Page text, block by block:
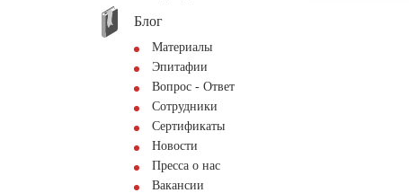
Блог
Материалы
Эпитафии
Вопрос - Ответ
Сотрудники
Сертификаты
Новости
Пресса о нас
Вакансии